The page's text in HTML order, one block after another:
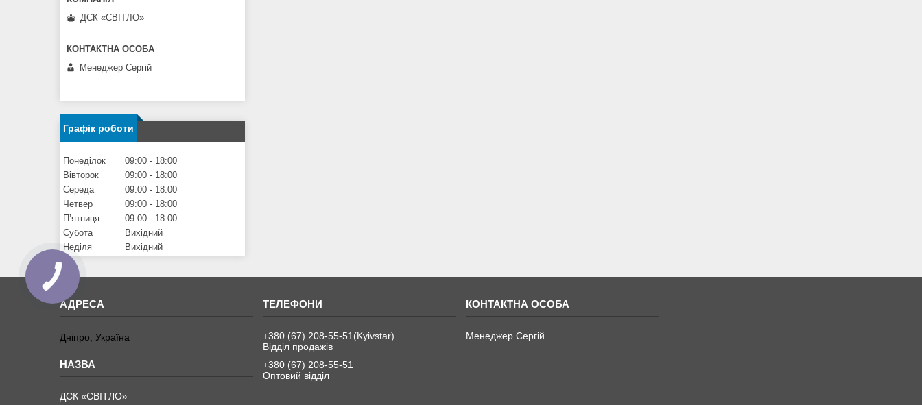
ДСК «СВІТЛО»
Менеджер Сергій
Графік роботи
Понеділок 09:00
18:00
Вівторок
09:00
18:00
Середа
09:00
18:00
Четвер
09:00
18:00
Пʼятниця
09:00
18:00
Субота
Вихідний
Неділя
Вихідний
Дніпро, Україна
ДСК «СВІТЛО»
+380 (67) 208-55-51 Kyivstar
Відділ продажів
+380 (67) 208-55-51
Оптовий відділ
Менеджер Сергій